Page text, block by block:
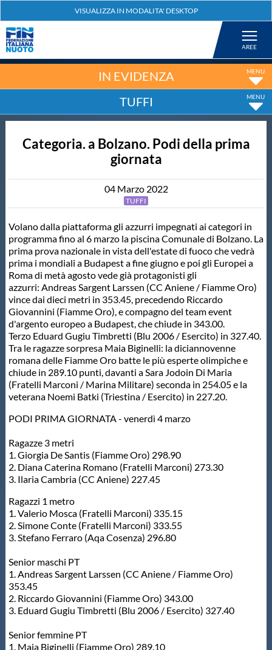
Nuoto
Tuffi
Salvamento
Master
Formazione
GUG
Propaganda
Centri Federali
Area Legislativa
Protezione Civile
Qualità
Sostenibilità
IN EVIDENZA
TUFFI
Categoria. a Bolzano. Podi della prima
giornata
04 Marzo 2022
TUFFI
Volano dalla piattaforma gli azzurri impegnati ai categori in
programma fino al 6 marzo la piscina Comunale di Bolzano. La
prima prova nazionale in vista dell'estate di fuoco che vedrà
prima i mondiali a Budapest a fine giugno e poi gli Europei a
Roma di metà agosto vede già protagonisti gli
azzurri: Andreas Sargent Larssen (CC Aniene / Fiamme Oro)
vince dai dieci metri in 353.45, precedendo Riccardo
Giovannini (Fiamme Oro), e compagno del team event
d'argento europeo a Budapest, che chiude in 343.00.
Terzo Eduard Gugiu Timbretti (Blu 2006 / Esercito) in 327.40.
Tra le ragazze sorpresa Maia Biginelli: la diciannovenne
romana delle Fiamme Oro batte le più esperte olimpiche e
chiude in 289.10 punti, davanti a Sara Jodoin Di Maria
(Fratelli Marconi / Marina Militare) seconda in 254.05 e la
veterana Noemi Batki (Triestina / Esercito) in 227.20.
PODI PRIMA GIORNATA - venerdì 4 marzo
Ragazze 3 metri
1. Giorgia De Santis (Fiamme Oro) 298.90
2. Diana Caterina Romano (Fratelli Marconi) 273.30
3. Ilaria Cambria (CC Aniene) 227.45
Ragazzi 1 metro
1. Valerio Mosca (Fratelli Marconi) 335.15
2. Simone Conte (Fratelli Marconi) 333.55
3. Stefano Ferraro (Aqa Cosenza) 296.80
Senior maschi PT
1. Andreas Sargent Larssen (CC Aniene / Fiamme Oro)
353.45
2. Riccardo Giovannini (Fiamme Oro) 343.00
3. Eduard Gugiu Timbretti (Blu 2006 / Esercito) 327.40
Senior femmine PT
1. Maia Biginelli (Fiamme Oro) 289.10